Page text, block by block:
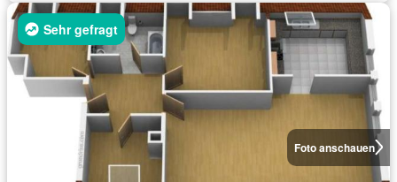
Foto anschauen
Sehr gefragt